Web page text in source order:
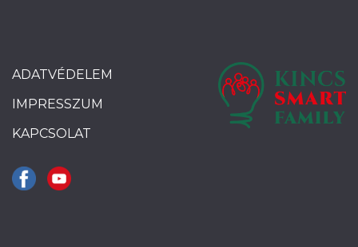
ADATVÉDELEM
IMPRESSZUM
KAPCSOLAT